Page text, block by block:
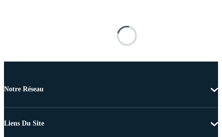
Notre Réseau
Liens Du Site